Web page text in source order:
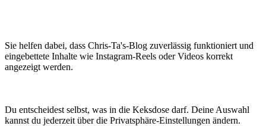
Sie helfen dabei, dass Chris-Ta's-Blog zuverlässig funktioniert und
eingebettete Inhalte wie Instagram-Reels oder Videos korrekt
angezeigt werden.
Du entscheidest selbst, was in die Keksdose darf. Deine Auswahl
kannst du jederzeit über die Privatsphäre-Einstellungen ändern.